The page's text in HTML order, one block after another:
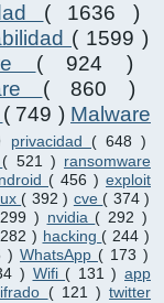
( 1636 )
( 1599 )
( 924 )
( 860 )
( 749 ) Malware
privacidad ( 648 )
( 521 ) ransomware
( 456 ) exploit
( 392 ) cve ( 374 )
) nvidia ( 292 )
) hacking ( 244 )
) WhatsApp ( 173 )
) Wifi ( 131 ) app
( 121 )twitter